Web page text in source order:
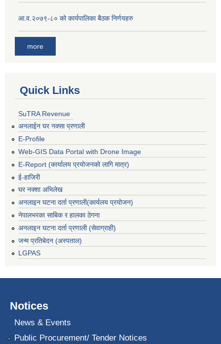
आ.व.२०७९-८० को कार्यपालिका बैठक निर्णयहरु
more
Quick Links
SuTRA Revenue
अनलाईन घर नक्सा प्रणाली
E-Profile
Web-GIS Data Portal with Drone Image
E-Report (कार्यालय प्रयोजनको लागि मात्र)
ई-हाजिरी
घर नक्शा अभिलेख
अनलाइन घटना दर्ता प्रणाली(कार्यलय प्रयोजन)
नेपालभरका साबिक र हालका ठेगना
अनलाइन घटना दर्ता प्रणाली (सेवाग्राही)
जन्म प्रतिबेदन (अस्पताल)
LGPAS
Notices
News & Events
Public Procurement/ Tender Notices